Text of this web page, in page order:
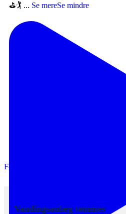
⛳️🏌️ ... Se mereSe mindre
Følg os på vores Facebook side
Vandingsanlæg tømmes